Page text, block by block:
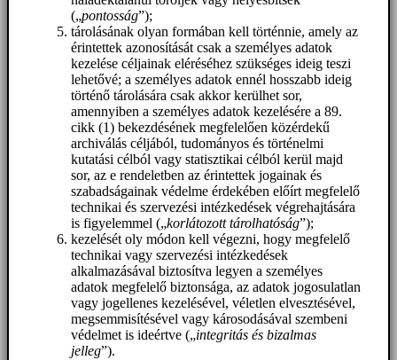
(„pontosság”);
tárolásának olyan formában kell történnie, amely az
érintettek azonosítását csak a személyes adatok
kezelése céljainak eléréséhez szükséges ideig teszi
lehetővé; a személyes adatok ennél hosszabb ideig
történő tárolására csak akkor kerülhet sor,
amennyiben a személyes adatok kezelésére a 89.
cikk (1) bekezdésének megfelelően közérdekű
archiválás céljából, tudományos és történelmi
kutatási célból vagy statisztikai célból kerül majd
sor, az e rendeletben az érintettek jogainak és
szabadságainak védelme érdekében előírt megfelelő
technikai és szervezési intézkedések végrehajtására
is figyelemmel („korlátozott tárolhatóság”);
kezelését oly módon kell végezni, hogy megfelelő
technikai vagy szervezési intézkedések
alkalmazásával biztosítva legyen a személyes
adatok megfelelő biztonsága, az adatok jogosulatlan
vagy jogellenes kezelésével, véletlen elvesztésével,
megsemmisítésével vagy károsodásával szembeni
védelmet is ideértve („integritás és bizalmas
jelleg”).